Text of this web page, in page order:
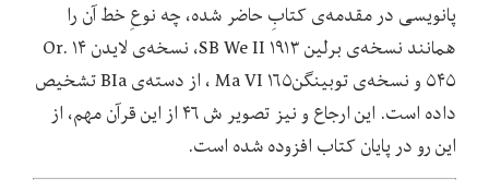
پانویسی در مقدمه‌ی کتابِ حاضر شده، چه نوعِ خط آن را
همانند نسخه‌ی برلین SB We II ۱۹۱۳، نسخه‌ی لایدن Or. ۱۴
۵۴۵ و نسخه‌ی توبینگنMa VI ۱۶۵ ، از دسته‌ی BIa تشخیص
داده است. این ارجاع و نیز تصویر ش ۴۶ از این قرآن مهم، از
این رو در پایان کتاب افزوده شده است.